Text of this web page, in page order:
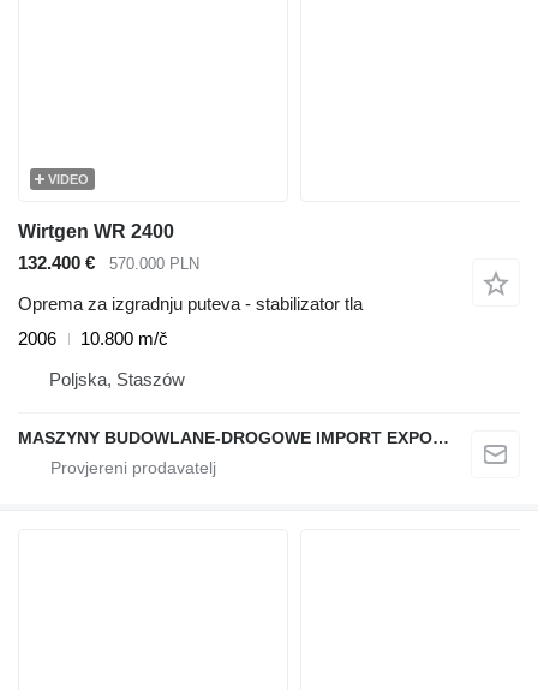
VIDEO
Wirtgen WR 2400
132.400 €
570.000 PLN
Oprema za izgradnju puteva - stabilizator tla
2006
10.800 m/č
Poljska, Staszów
MASZYNY BUDOWLANE-DROGOWE IMPORT EXPORT